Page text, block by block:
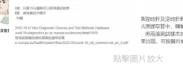
點擊圖片放大